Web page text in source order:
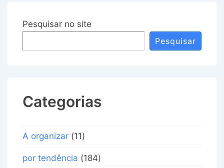
Pesquisar no site
Pesquisar
Categorias
A organizar (11)
por tendência (184)